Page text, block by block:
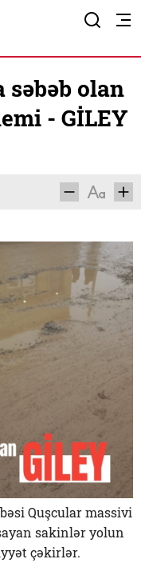
səbəb olan
- GİLEY
Quşcular massivi
sakinlər yolun
çəkirlər.